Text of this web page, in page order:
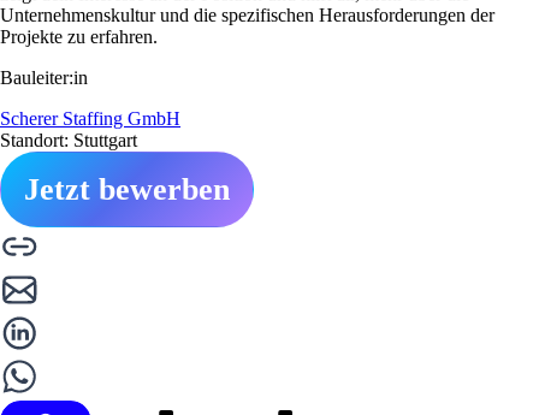
Unternehmenskultur und die spezifischen Herausforderungen der
Projekte zu erfahren.
Bauleiter:in
Scherer Staffing GmbH
Standort: Stuttgart
Jetzt bewerben